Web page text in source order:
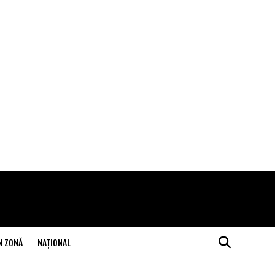
ZONĂ NAŢIONAL